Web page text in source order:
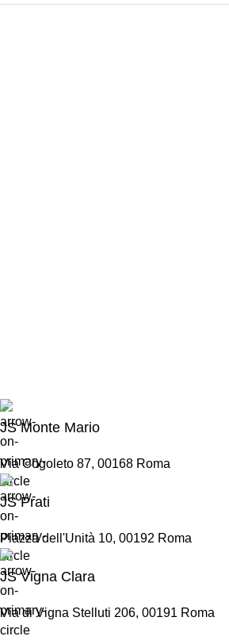
JS Monte Mario
Via Cogoleto 87, 00168 Roma
JS Prati
Piazza dell'Unità 10, 00192 Roma
JS Vigna Clara
Via di Vigna Stelluti 206, 00191 Roma